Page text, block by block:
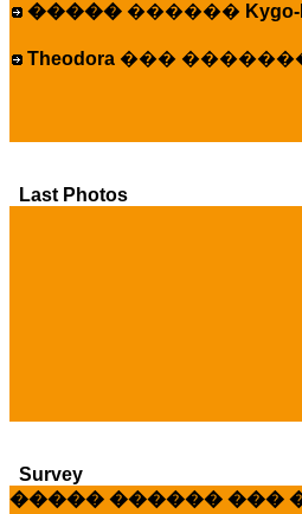
����� ������
Theodora ���
Last Photos
Survey
����� ������ ���